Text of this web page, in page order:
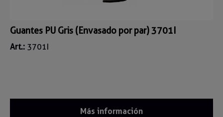
Guantes PU Gris (Envasado por par) 3701I
Art.: 3701I
Más información